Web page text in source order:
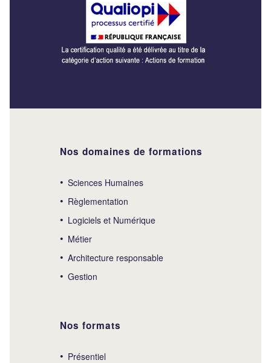
Nos domaines de formations
Sciences Humaines
Règlementation
Logiciels et Numérique
Métier
Architecture responsable
Gestion
Nos formats
Présentiel